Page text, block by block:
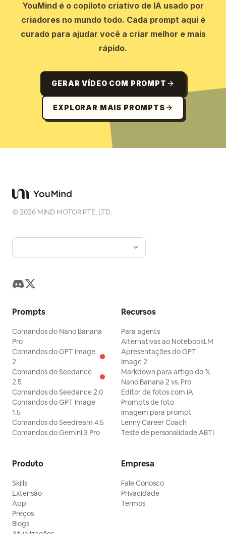
YouMind é o copiloto criativo de IA usado por
criadores no mundo todo. Cada prompt aqui é
curado para ajudar você a criar melhor e mais
rápido.
GERAR VÍDEO COM PROMPT
EXPLORAR MAIS PROMPTS
©2026 MIND MOTOR PTE. LTD.
Prompts
Comandos do Nano Banana
Pro
Comandos do GPT Image
2
Comandos do Seedance
2.5
Comandos do Seedance 2.0
Comandos do GPT Image
1.5
Comandos do Seedream 4.5
Comandos do Gemini 3 Pro
Recursos
Para agents
Alternativas ao NotebookLM
Apresentações do GPT
Image 2
Markdown para artigo do 𝕏
Nano Banana 2 vs. Pro
Editor de fotos com IA
Prompts de foto
Imagem para prompt
Lenny Career Coach
Teste de personalidade ABTI
Produto
Skills
Extensão
App
Preços
Blogs
Atualizações
Empresa
Fale Conosco
Privacidade
Termos